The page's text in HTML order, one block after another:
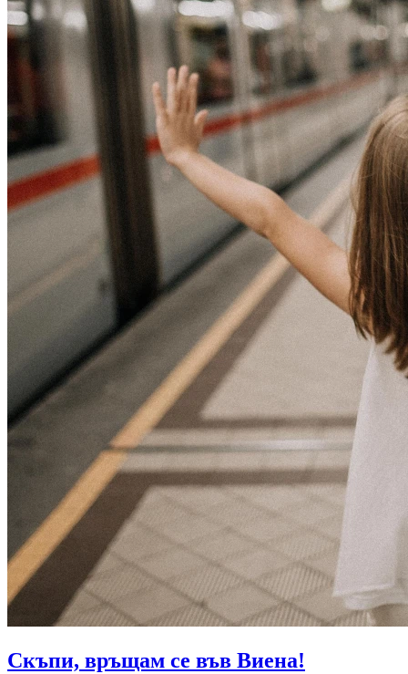
04.07.201804.07.2018
Скъпи, връщам се във Виена!